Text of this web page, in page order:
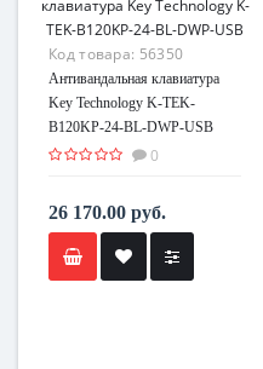
Код товара: 56350
Антивандальная клавиатура
Key Technology K-TEK-
B120KP-24-BL-DWP-USB
0
26 170.00 руб.